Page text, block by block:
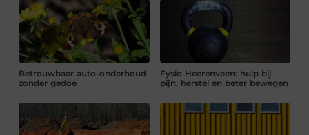
Betrouwbaar auto-onderhoud
zonder gedoe
Fysio Heerenveen: hulp bij
pijn, herstel en beter bewegen